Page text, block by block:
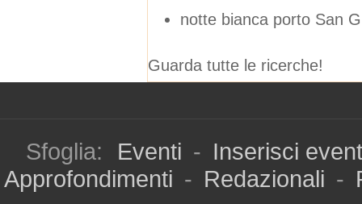
notte bianca porto San
Guarda tutte le ricerche!
Sfoglia: Eventi - Inserisci
Approfondimenti - Redazionali -